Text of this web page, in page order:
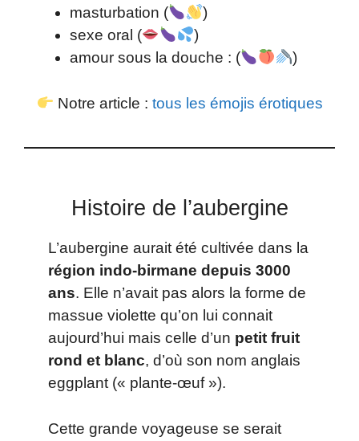
masturbation (
)
sexe oral (
)
amour sous la douche : (
)
Notre article : tous les émojis érotiques
Histoire de l’aubergine
L’aubergine aurait été cultivée dans la
région indo-birmane depuis 3000
ans. Elle n’avait pas alors la forme de
massue violette qu’on lui connait
aujourd’hui mais celle d’un petit fruit
rond et blanc, d’où son nom anglais
eggplant (« plante-œuf »).
Cette grande voyageuse se serait